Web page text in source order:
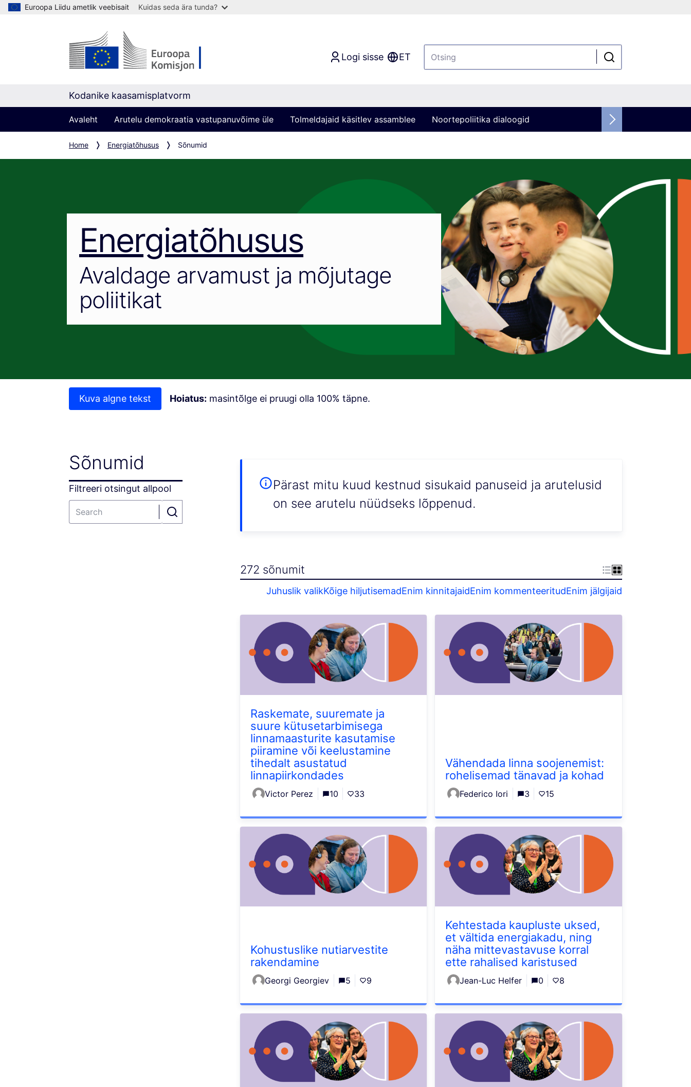
Euroopa Liidu ametlik veebisait Kuidas seda ära tunda?
Logi sisse ET
Kodanike kaasamisplatvorm
Avaleht Arutelu demokraatia vastupanuvõime üle Tolmeldajaid käsitlev assamblee Noortepoliitika dialoogid
Home Energiatõhusus Sõnumid
Energiatõhusus
Avaldage arvamust ja mõjutage
poliitikat
Kuva algne tekst Hoiatus: masintõlge ei pruugi olla 100% täpne.
Sõnumid
Filtreeri otsingut allpool
Pärast mitu kuud kestnud sisukaid panuseid ja arutelusid
on see arutelu nüüdseks lõppenud.
272 sõnumit
Juhuslik valikKõige hiljutisemadEnim kinnitajaidEnim kommenteeritudEnim jälgijaid
Raskemate, suuremate ja
suure kütusetarbimisega
linnamaasturite kasutamise
piiramine või keelustamine
tihedalt asustatud
linnapiirkondades
Victor Perez 10 33
Vähendada linna soojenemist:
rohelisemad tänavad ja kohad
Federico Iori 3 15
Kohustuslike nutiarvestite
rakendamine
Georgi Georgiev 5 9
Kehtestada kaupluste uksed,
et vältida energiakadu, ning
näha mittevastavuse korral
ette rahalised karistused
Jean-Luc Helfer 0 8